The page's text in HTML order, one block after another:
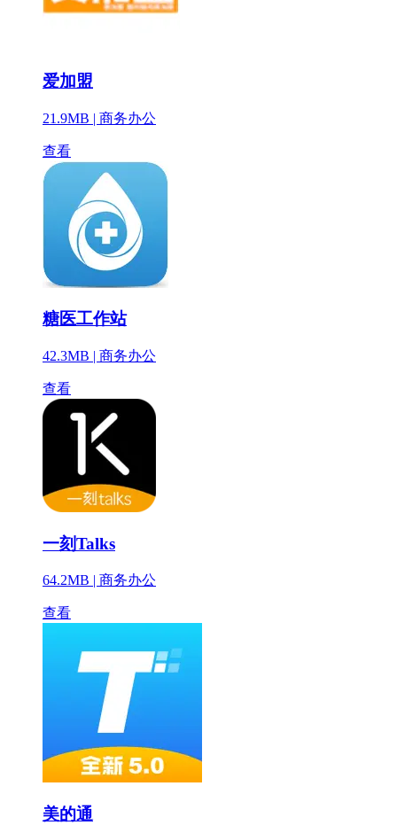
爱加盟
21.9MB | 商务办公
查看
糖医工作站
42.3MB | 商务办公
查看
一刻Talks
64.2MB | 商务办公
查看
美的通